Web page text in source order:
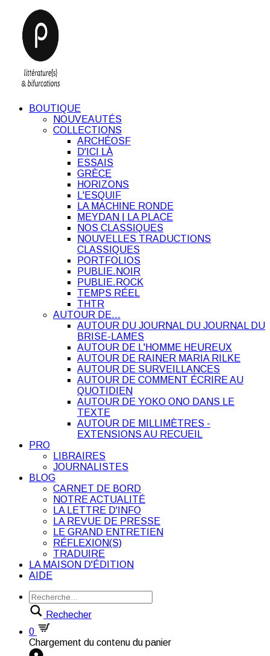
BOUTIQUE
NOUVEAUTÉS
COLLECTIONS
ARCHÉOSF
D'ICI LÀ
ESSAIS
GRÈCE
HORIZONS
L'ESQUIF
LA MACHINE RONDE
MEYDAN | LA PLACE
NOS CLASSIQUES
NOUVELLES TRADUCTIONS
CLASSIQUES
PORTFOLIOS
PUBLIE.NOIR
PUBLIE.ROCK
TEMPS RÉEL
THTR
AUTOUR DE…
AUTOUR DU JOURNAL DU JOURNAL DU
BRISE-LAMES
AUTOUR DE L'HOMME HEUREUX
AUTOUR DE RAINER MARIA RILKE
AUTOUR DE SURVEILLANCES
AUTOUR DE COMMENT ÉCRIRE AU
QUOTIDIEN
AUTOUR DE YOKO ONO DANS LE
TEXTE
AUTOUR DE MILLIMÈTRES -
EXTENSIONS AU RECUEIL
PRO
LIBRAIRES
JOURNALISTES
BLOG
CARNET DE BORD
NOTRE ACTUALITÉ
LA LETTRE D'INFO
LA REVUE DE PRESSE
LE GRAND ENTRETIEN
RÉFLEXION(S)
TRADUIRE
LA MAISON D'ÉDITION
AIDE
Rechecher
0
Chargement du contenu du panier